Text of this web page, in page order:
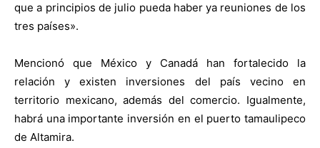
que a principios de julio pueda haber ya reuniones de los
tres países».
Mencionó que México y Canadá han fortalecido la
relación y existen inversiones del país vecino en
territorio mexicano, además del comercio. Igualmente,
habrá una importante inversión en el puerto tamaulipeco
de Altamira.